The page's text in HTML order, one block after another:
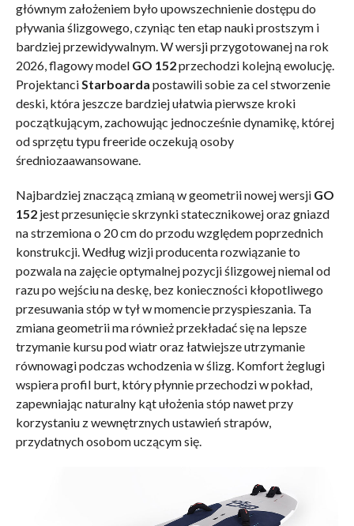
głównym założeniem było upowszechnienie dostępu do
pływania ślizgowego, czyniąc ten etap nauki prostszym i
bardziej przewidywalnym. W wersji przygotowanej na rok
2026, flagowy model GO 152przechodzi kolejną ewolucję.
ProjektanciStarboarda postawili sobie za cel stworzenie
deski, która jeszcze bardziej ułatwia pierwsze kroki
początkującym, zachowując jednocześnie dynamikę, której
od sprzętu typu freeride oczekują osoby
średniozaawansowane.
Najbardziej znaczącą zmianą w geometrii nowej wersji GO
152 jest przesunięcie skrzynki statecznikowej oraz gniazd
na strzemiona o 20 cm do przodu względem poprzednich
konstrukcji. Według wizji producenta rozwiązanie to
pozwala na zajęcie optymalnej pozycji ślizgowej niemal od
razu po wejściu na deskę, bez konieczności kłopotliwego
przesuwania stóp w tył w momencie przyspieszania. Ta
zmiana geometrii ma również przekładać się na lepsze
trzymanie kursu pod wiatr oraz łatwiejsze utrzymanie
równowagi podczas wchodzenia w ślizg. Komfort żeglugi
wspiera profil burt, który płynnie przechodzi w pokład,
zapewniając naturalny kąt ułożenia stóp nawet przy
korzystaniu z wewnętrznych ustawień strapów,
przydatnych osobom uczącym się.